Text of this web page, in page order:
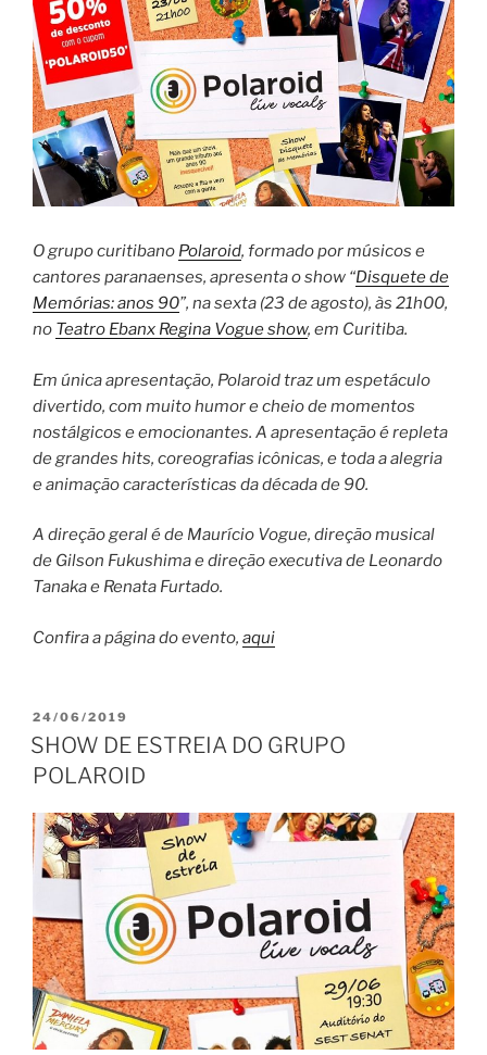
O grupo curitibano Polaroid, formado por músicos e
cantores paranaenses, apresenta o show “Disquete de
Memórias: anos 90”, na sexta (23 de agosto), às 21h00,
no Teatro Ebanx Regina Vogue show, em Curitiba.
Em única apresentação, Polaroid traz um espetáculo
divertido, com muito humor e cheio de momentos
nostálgicos e emocionantes. A apresentação é repleta
de grandes hits, coreografias icônicas, e toda a alegria
e animação características da década de 90.
A direção geral é de Maurício Vogue, direção musical
de Gilson Fukushima e direção executiva de Leonardo
Tanaka e Renata Furtado.
Confira a página do evento, aqui
PUBLICADO
EM
24/06/2019
SHOW DE ESTREIA DO GRUPO
POLAROID